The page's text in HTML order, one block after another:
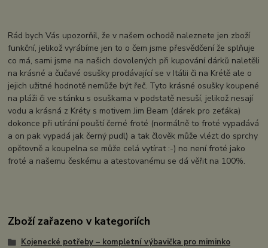
Rád bych Vás upozorňil, že v našem ochodě naleznete jen zboží
funkční, jelikož vyrábíme jen to o čem jsme přesvědčení že splňuje
co má, sami jsme na našich dovolených při kupování dárků naletěli
na krásné a čučavé osušky prodávající se v Itálii či na Krétě ale o
jejich užitné hodnotě nemůže být řeč. Tyto krásné osušky koupené
na pláži či ve stánku s osuškama v podstatě nesuší, jelikož nesají
vodu a krásná z Kréty s motivem Jim Beam (dárek pro zeťáka)
dokonce při utírání pouští černé froté (normálně to froté vypadává
a on pak vypadá jak černý pudl) a tak člověk může vlézt do sprchy
opětovně a koupelna se může celá vytírat :-) no není froté jako
froté a našemu českému a atestovanému se dá věřit na 100%.
Zboží zařazeno v kategoriích
Kojenecké potřeby – kompletní výbavička pro miminko